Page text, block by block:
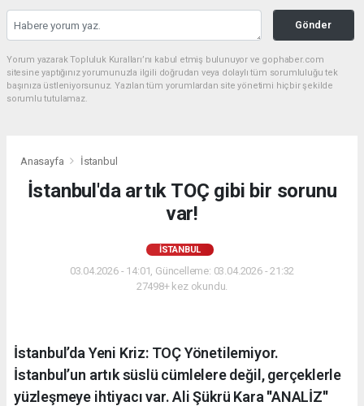
Gönder
Yorum yazarak Topluluk Kuralları’nı kabul etmiş bulunuyor ve gophaber.com
sitesine yaptığınız yorumunuzla ilgili doğrudan veya dolaylı tüm sorumluluğu tek
başınıza üstleniyorsunuz. Yazılan tüm yorumlardan site yönetimi hiçbir şekilde
sorumlu tutulamaz.
Anasayfa İstanbul
İstanbul'da artık TOÇ gibi bir sorunu
var!
İSTANBUL
03.04.2026 - 14:01, Güncelleme: 03.04.2026 - 21:32
27498+ kez okundu.
İstanbul’da Yeni Kriz: TOÇ Yönetilemiyor.
İstanbul’un artık süslü cümlelere değil, gerçeklerle
yüzleşmeye ihtiyacı var. Ali Şükrü Kara ''ANALİZ''